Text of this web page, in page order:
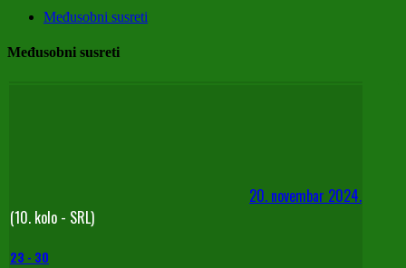
Međusobni susreti
Međusobni susreti
20. novembar 2024.
(10. kolo - SRL)
23 - 30